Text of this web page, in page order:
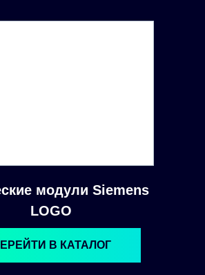
модули Siemens
LOGO
В КАТАЛОГ